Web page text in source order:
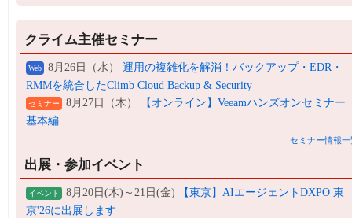
クライム主催セミナー
Web 8月26日（水） 運用の複雑化を解消！バックアップ・EDR・
RMMを統合したClimb Cloud Backup & Security
セミナー 8月27日（木）
【オンライン】Veeamハンズオンセミナー
基本編
セミナー情報一
出展・参加イベント
イベント 8月20日(木)～21日(金)
【東京】AIエージェントDXPO 東
京'26に出展します